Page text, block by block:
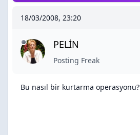
18/03/2008, 23:20
PELİN
Posting Freak
Bu nasıl bir kurtarma operasyonu?